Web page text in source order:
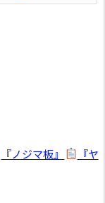
『ノジマ板』
『ヤ